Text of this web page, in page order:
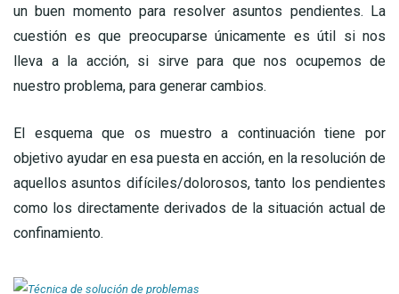
un buen momento para resolver asuntos pendientes. La
cuestión es que preocuparse únicamente es útil si nos
lleva a la acción, si sirve para que nos ocupemos de
nuestro problema, para generar cambios.
El esquema que os muestro a continuación tiene por
objetivo ayudar en esa puesta en acción, en la resolución de
aquellos asuntos difíciles/dolorosos, tanto los pendientes
como los directamente derivados de la situación actual de
confinamiento.